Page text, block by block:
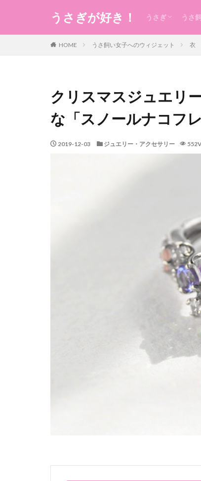
うさぎが好き！ うさぎ うさ
HOME うさ飼い女子へのウィジェット 衣
クリスマスジュエリ
な「スノールナコフ
2019-12-03 ジュエリー・アクセサリー